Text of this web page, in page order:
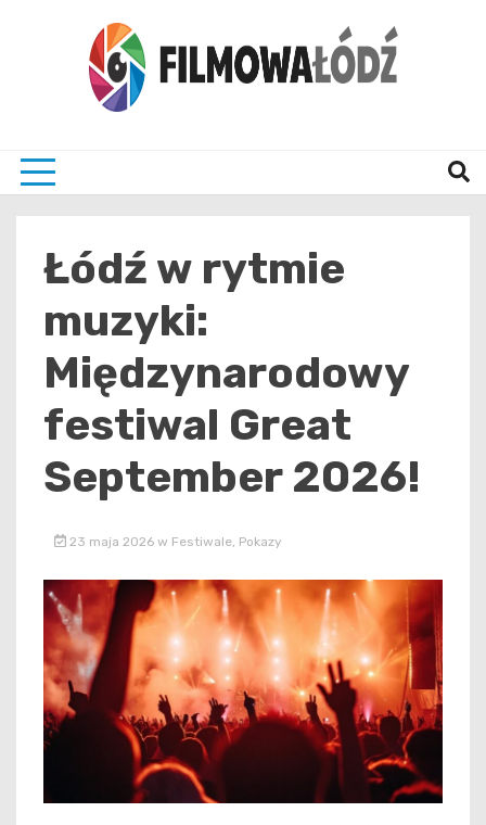
Łódź w rytmie
muzyki:
Międzynarodowy
festiwal Great
September 2026!
23 maja 2026 w Festiwale, Pokazy